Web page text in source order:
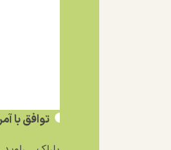
توافق با